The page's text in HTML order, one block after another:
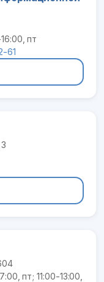
пт
61
пт; 11:00-13:00,